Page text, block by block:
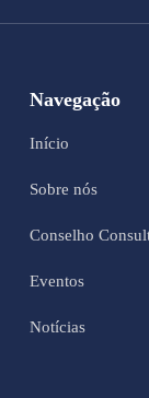
Navegação
Início
Sobre nós
Conselho
Eventos
Notícias